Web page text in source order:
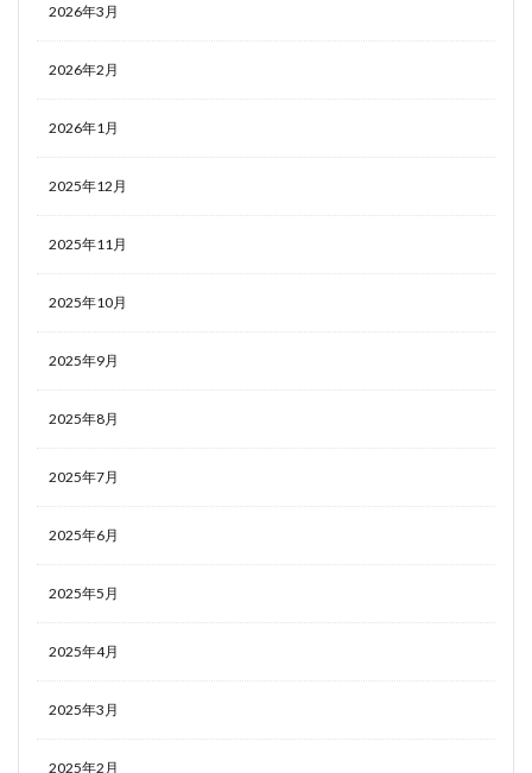
2026年3月
2026年2月
2026年1月
2025年12月
2025年11月
2025年10月
2025年9月
2025年8月
2025年7月
2025年6月
2025年5月
2025年4月
2025年3月
2025年2月